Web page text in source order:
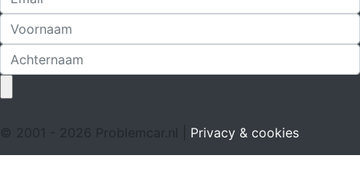
© 2001 - 2026 Problemcar.nl | Privacy & cookies